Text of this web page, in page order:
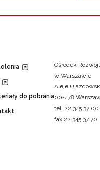
do pobrania
Ośrodek
w Warszawie
Aleje
00-478
tel. 22 345 37 00
fax 22 345 37 70